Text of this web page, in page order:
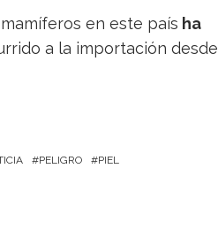
en este país ha
a la importación desde
PELIGRO PIEL